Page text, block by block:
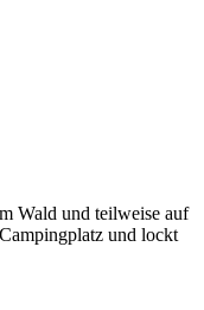
Wald und teilweise auf
und lockt